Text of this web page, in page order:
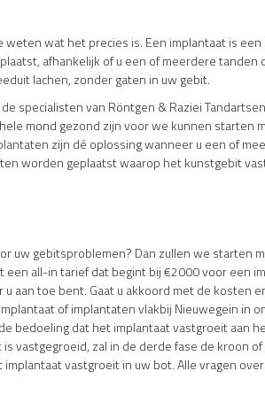
wat het precies is. Een implantaat is
afhankelijk of u een of meerdere
lachen, zonder gaten in uw gebit.
specialisten van Röntgen & Raziei
mond gezond zijn voor we kunnen starten
zijn dé oplossing wanneer u een of
worden geplaatst waarop het kunstgebit
uw gebitsproblemen? Dan zullen we starten
een all-in tarief dat begint bij €2000 voor een
toe bent. Gaat u akkoord met de kosten
of implantaten vlakbij Nieuwegein in
bedoeling dat het implantaat vastgroeit aan
vastgegroeid, zal in de derde fase de kroon
vastgroeit in uw bot. Alle vragen